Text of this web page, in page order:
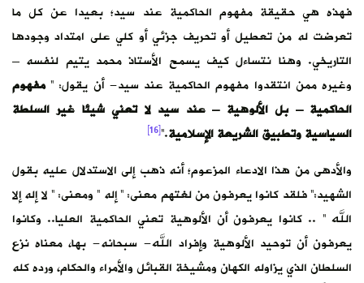
فهذه هي حقيقة مفهوم الحاكمية عند سيد؛ بعيدا عن كل ما
تعرضت له من تعطيل أو تحريف جزئي أو كلي على امتداد وجودها
التاريخي. وهنا نتساءل كيف يسمح الأستاذ محمد يتيم لنفسه –
وغيره ممن انتقدوا مفهوم الحاكمية عند سيد- أن يقول: ”مفهوم
الحاكمية – بل الألوهية – عند سيد لا تعني شيئا غير السلطة
السياسية وتطبيق الشريعة الإسلامية.”
[16]
والأدهى من هذا الادعاء المزعوم؛ أنه ذهب إلى الاستدلال عليه بقول
الشهيد:” فلقد كانوا يعرفون من لغتهم معنى: ” إله ” ومعنى: ” لا إله إلا
الله ” .. كانوا يعرفون أن الألوهية تعني الحاكمية العليا.. وكانوا
يعرفون أن توحيد الألوهية وإفراد الله- سبحانه- بها، معناه نزع
السلطان الذي يزاوله الكهان ومشيخة القبائل والأمراء والحكام، ورده كله